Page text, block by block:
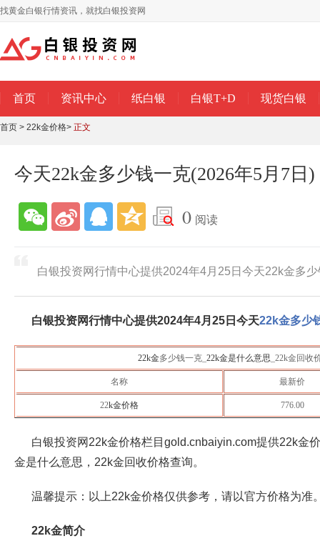
找黄金白银行情资讯，就找白银投资网
首页 资讯中心 纸白银 白银T+D 现货白银
首页 > 22k金价格> 正文
今天22k金多少钱一克(2026年5月7日)
0 阅读
白银投资网行情中心提供2024年4月25日今天22k金多
白银投资网行情中心提供2024年4月25日 今天22k金多少
22k金多少钱一克_22k金是什么意思 _22k金回收
名称 最新价
22k金价格 776.00
白银投资网22k金价格栏目gold.cnbaiyin.com提供22k金
金是什么意思，22k金回收价格查询。
温馨提示：以上22k金价格仅供参考，请以官方价格为准
22k金简介